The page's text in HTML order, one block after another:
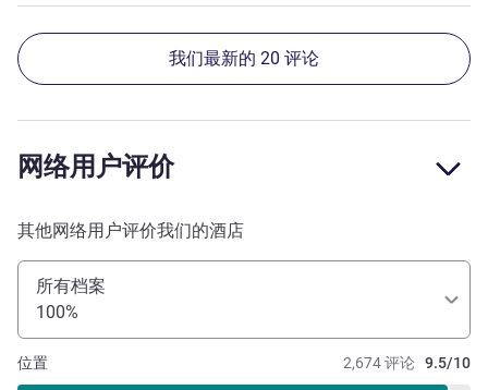
我们最新的 20 评论
网络用户评价
其他网络用户评价我们的酒店
所有档案
100%
2,674 评论 9.5/10
位置